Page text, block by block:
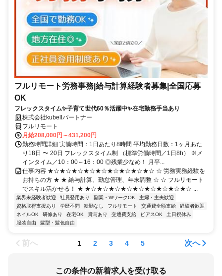
フルリモート労務事務|給与計算経験者募集|全国応募
OK
フレックスタイム✨子育て世代60％活躍中✨在宅勤務手当あり
株式会社kubellパートナー
フルリモート
月給208,000円～431,200円
勤務時間詳細 実働時間：1日あたり8時間 平均勤務日数：1ヶ月あた
り18日 〜 20日 フレックスタイム制 （標準労働時間／1日8h） ※メ
インタイム／10：00～16：00 ◎残業少なめ！ 月平...
仕事内容 ★☆★☆★☆★☆★☆★☆★☆★☆★☆ ☆ 労務実務経験を
お持ちの方 ★ ★ 給与計算、勤怠管理、年末調整 ☆ ☆ フルリモート
でスキル活かせる！ ★ ★☆★☆★☆★☆★☆★☆★☆★☆★☆ ...
業界未経験者歓迎 社員登用あり 副業・WワークOK
主婦・主夫歓迎
資格取得支援あり
学歴不問 転勤なし フルリモート 交通費全額支給
経験者歓迎
ネイルOK
研修あり 在宅OK 賞与あり 交通費支給 ピアスOK
土日祝休み
服装自由
髪型・髪色自由
前へ 1 2 3 4 5 次へ
この条件の新着求人を受け取る